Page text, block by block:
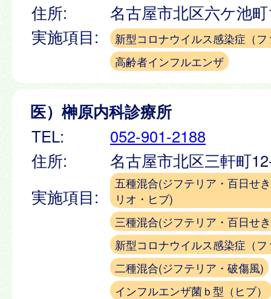
住所:
名古屋市北区六ケ池
実施項目:
新型コロナウイルス感染症（
高齢者インフルエンザ
医）榊原内科診療所
TEL:
052-901-2188
住所:
名古屋市北区三軒町
実施項目:
五種混合(ジフテリア・百日せ
リオ・ヒブ)
三種混合(ジフテリア・百日せ
新型コロナウイルス感染症（
二種混合(ジフテリア・破傷風)
インフルエンザ菌ｂ型（ヒブ）